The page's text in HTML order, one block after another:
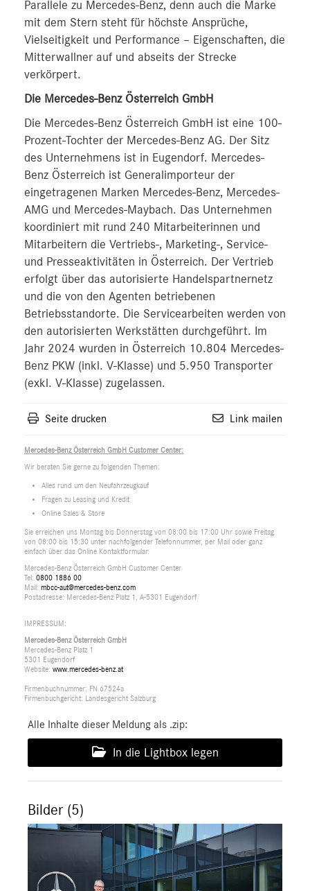
Parallele zu Mercedes-Benz, denn auch die Marke
mit dem Stern steht für höchste Ansprüche,
Vielseitigkeit und Performance – Eigenschaften, die
Mitterwallner auf und abseits der Strecke
verkörpert.
Die Mercedes-Benz Österreich GmbH
Die Mercedes-Benz Österreich GmbH ist eine 100-
Prozent-Tochter der Mercedes-Benz AG. Der Sitz
des Unternehmens ist in Eugendorf. Mercedes-
Benz Österreich ist Generalimporteur der
eingetragenen Marken Mercedes-Benz, Mercedes-
AMG und Mercedes-Maybach. Das Unternehmen
koordiniert mit rund 240 Mitarbeiterinnen und
Mitarbeitern die Vertriebs-, Marketing-, Service-
und Presseaktivitäten in Österreich. Der Vertrieb
erfolgt über das autorisierte Handelspartnernetz
und die von den Agenten betriebenen
Betriebsstandorte. Die Servicearbeiten werden von
den autorisierten Werkstätten durchgeführt. Im
Jahr 2024 wurden in Österreich 10.804 Mercedes-
Benz PKW (inkl. V-Klasse) und 5.950 Transporter
(exkl. V-Klasse) zugelassen.
Seite drucken Link mailen
Mercedes-Benz Österreich GmbH Customer Center:
Wir beraten Sie gerne zu folgenden Themen:
Alles rund um den Neufahrzeugkauf
Fragen zu Leasing und Kredit
Online Sales & Store
Sie erreichen uns Montag bis Donnerstag von 08:00 bis 17:00 Uhr sowie Freitag
von 08:00 bis 15:30 unter nachfolgender Telefonnummer, per Mail oder ganz
einfach über das Online Kontaktformular.
Mercedes-Benz Österreich GmbH Customer Center
Tel: 0800 1886 00
Mail: mbcc-aut@mercedes-benz.com
Postadresse: Mercedes-Benz Platz 1, A-5301 Eugendorf
IMPRESSUM:
Mercedes-Benz Österreich GmbH
Mercedes-Benz Platz 1
5301 Eugendorf
Website: www.mercedes-benz.at
Firmenbuchnummer: FN 67524a
Firmenbuchgericht: Landesgericht Salzburg
Alle Inhalte dieser Meldung als .zip:
In die Lightbox legen
Bilder (5)